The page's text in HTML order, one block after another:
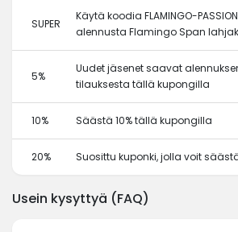
SUPER
Käytä koodia FLAMINGO-
alennusta Flamingo Span
5%
Uudet jäsenet saavat
tilauksesta tällä kupongilla
10% Säästä 10% tällä kupongilla
20% Suosittu kuponki, jolla voit
Usein kysyttyä (FAQ)